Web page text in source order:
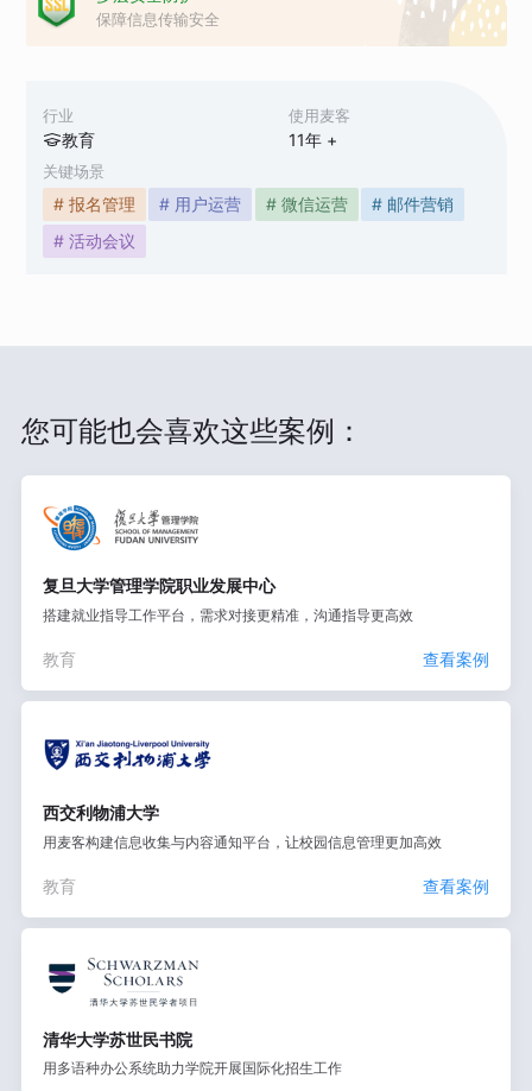
行业
教育
使用麦客
11年 +
关键场景
# 报名管理 # 用户运营 # 微信运营
# 邮件营销
# 活动会议
保障信息传输安全
您可能也会喜欢这些案例：
复旦大学管理学院职业发展中心
搭建就业指导工作平台，需求对接更精准，沟通指导更高效
教育 查看案例
西交利物浦大学
用麦客构建信息收集与内容通知平台，让校园信息管理更加高效
教育 查看案例
清华大学苏世民书院
用多语种办公系统助力学院开展国际化招生工作